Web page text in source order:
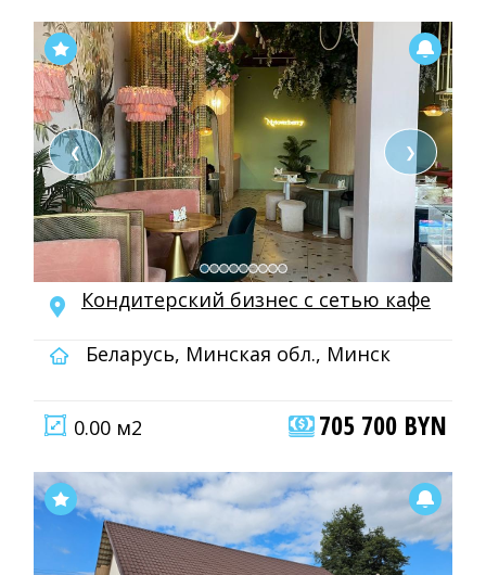
❮ ❯
Кондитерский бизнес с сетью кафе
Беларусь, Минская обл., Минск
0.00 м2 705 700 BYN